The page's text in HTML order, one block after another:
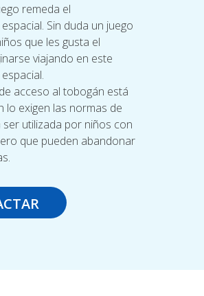
remeda el
Sin duda un juego
que les gusta el
viajando en este
acceso al tobogán está
lo exigen las normas de
utilizada por niños con
que pueden abandonar